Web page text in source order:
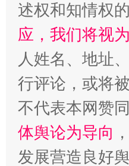
招工难、用工荒
述权和知情权
应，我们将视
人姓名、地址
行评论，或将
不代表本网赞
体舆论为导向
发展营造良好